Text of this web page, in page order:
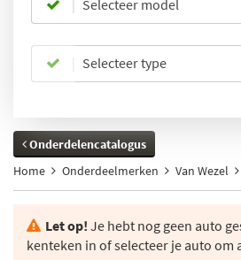
Selecteer model
Selecteer type
Onderdelencatalogus
Home
Onderdeelmerken Van Wezel
Let op! Je hebt nog geen auto
kenteken in of selecteer je auto om